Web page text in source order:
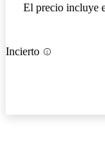
El precio incluye
Incierto